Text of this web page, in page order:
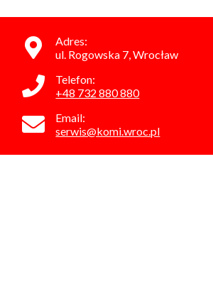
Adres:
ul. Rogowska 7, Wrocław
Telefon:
+48 732 880 880
Email:
serwis@komi.wroc.pl